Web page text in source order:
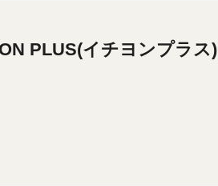
PLUS(イチヨンプラス)